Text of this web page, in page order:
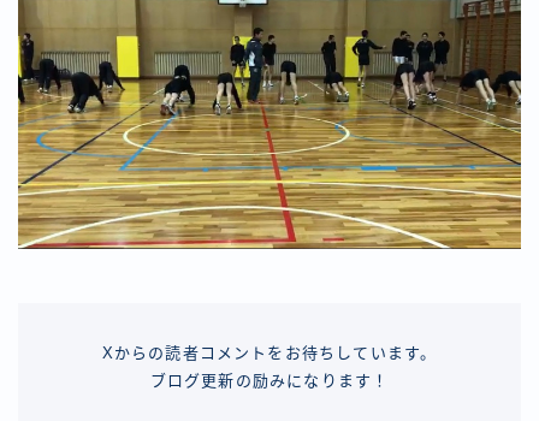
Xからの読者コメントをお待ちしています。
ブログ更新の励みになります！